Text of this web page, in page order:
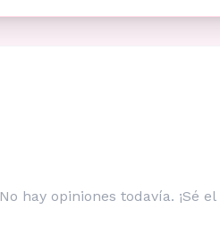
No hay opiniones todavía. ¡Sé